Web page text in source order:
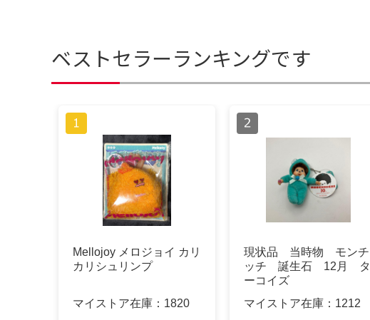
ベストセラーランキングです
Mellojoy メロジョイ カリ
カリシュリンプ
マイストア在庫： 1820
現状品 当時物 モンチ
ッチ 誕生石 12月 タ
ーコイズ
マイストア在庫： 1212